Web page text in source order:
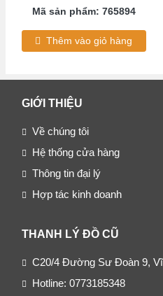
Mã sản phẩm: 765894
Thêm vào giỏ hàng
GIỚI THIỆU
Về chúng tôi
Hệ thống cửa hàng
Thông tin đại lý
Hợp tác kinh doanh
THANH LÝ ĐỒ CŨ
C20/4 Đường Sư Đoàn 9,
Hotline: 0773185348